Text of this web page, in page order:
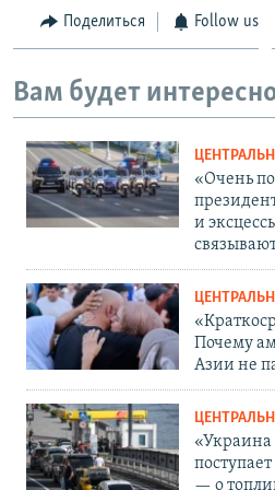
Поделиться Follow us
Вам будет
«Очень
и
Почему
Азии не
— о